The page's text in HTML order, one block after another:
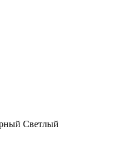
Светлый